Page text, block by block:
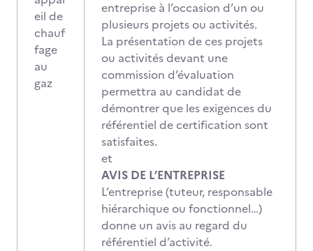
eil de
chauf
fage
au
gaz
entreprise à l’occasion d’un ou
plusieurs projets ou activités.
La présentation de ces projets
ou activités devant une
commission d’évaluation
permettra au candidat de
démontrer que les exigences du
référentiel de certification sont
satisfaites.
et
AVIS DE L’ENTREPRISE
L’entreprise (tuteur, responsable
hiérarchique ou fonctionnel…)
donne un avis au regard du
référentiel d’activité.